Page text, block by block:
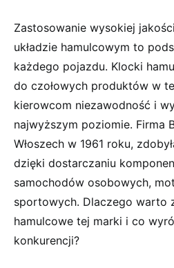
Zastosowanie wysokiej
układzie hamulcowym to
każdego pojazdu. Klocki
do czołowych produktów w
kierowcom niezawodność i
najwyższym poziomie. Firma
Włoszech w 1961 roku,
dzięki dostarczaniu
samochodów osobowych,
sportowych. Dlaczego warto
hamulcowe tej marki i co
konkurencji?